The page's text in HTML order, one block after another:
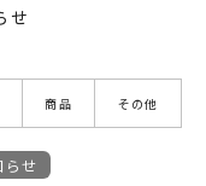
せ
商品 その他
せ